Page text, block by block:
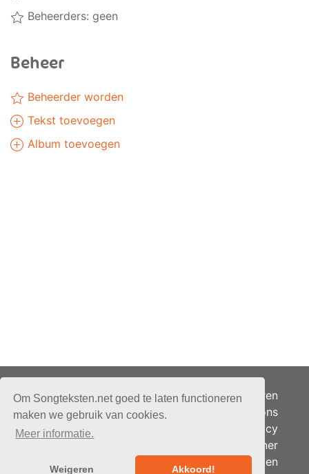
Om Songteksten.net goed te laten functioneren
maken we gebruik van cookies.
Meer informatie.
Weigeren Akkoord!
Beheerders: geen
Beheer
Beheerder worden
Tekst toevoegen
Album toevoegen
Alle rechten voorbehouden.
Adverteren
Over ons
Je privacy
Partner
Berichten